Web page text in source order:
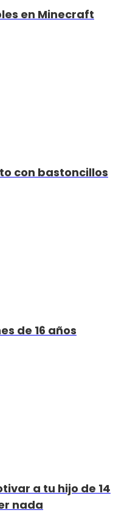
en Minecraft
con bastoncillos
de 16 años
a tu hijo de 14
nada